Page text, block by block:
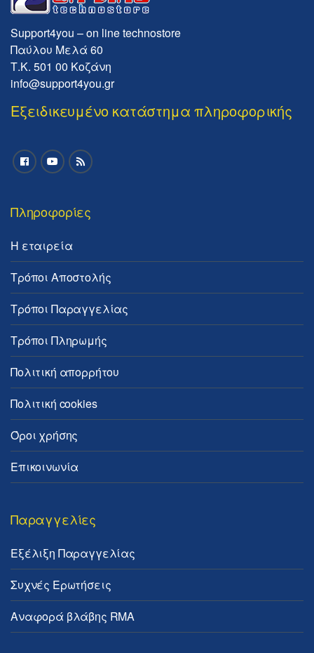
Support4you – on line technostore
Παύλου Μελά 60
Τ.Κ. 501 00 Κοζάνη
info@support4you.gr
Εξειδικευμένο κατάστημα πληροφορικής
Πληροφορίες
Η εταιρεία
Τρόποι Αποστολής
Τρόποι Παραγγελίας
Τρόποι Πληρωμής
Πολιτική απορρήτου
Πολιτική cookies
Όροι χρήσης
Επικοινωνία
Παραγγελίες
Εξέλιξη Παραγγελίας
Συχνές Ερωτήσεις
Αναφορά βλάβης RMA